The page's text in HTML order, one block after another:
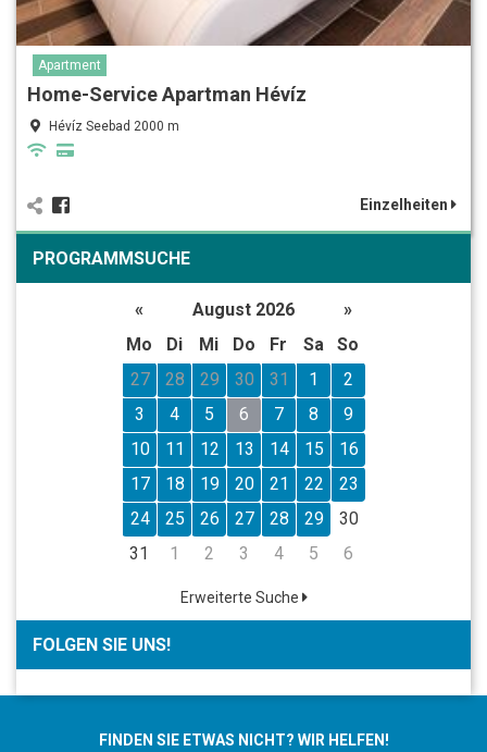
Apartment
Home-Service Apartman Hévíz
Hévíz Seebad 2000 m
Einzelheiten
PROGRAMMSUCHE
« August 2026
»
Mo
Di Mi Do Fr Sa
So
27
28 29 30 31 1
2
3
4 5 6 7 8
9
10
11 12 13 14 15
16
17
18 19 20 21 22
23
24
25 26 27 28 29
30
31
1 2 3 4 5 6
Erweiterte Suche
FOLGEN SIE UNS!
FINDEN SIE ETWAS NICHT? WIR HELFEN!